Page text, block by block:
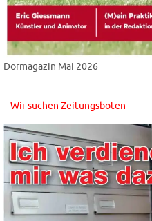
Dormagazin Mai 2026
Wir suchen Zeitungsboten